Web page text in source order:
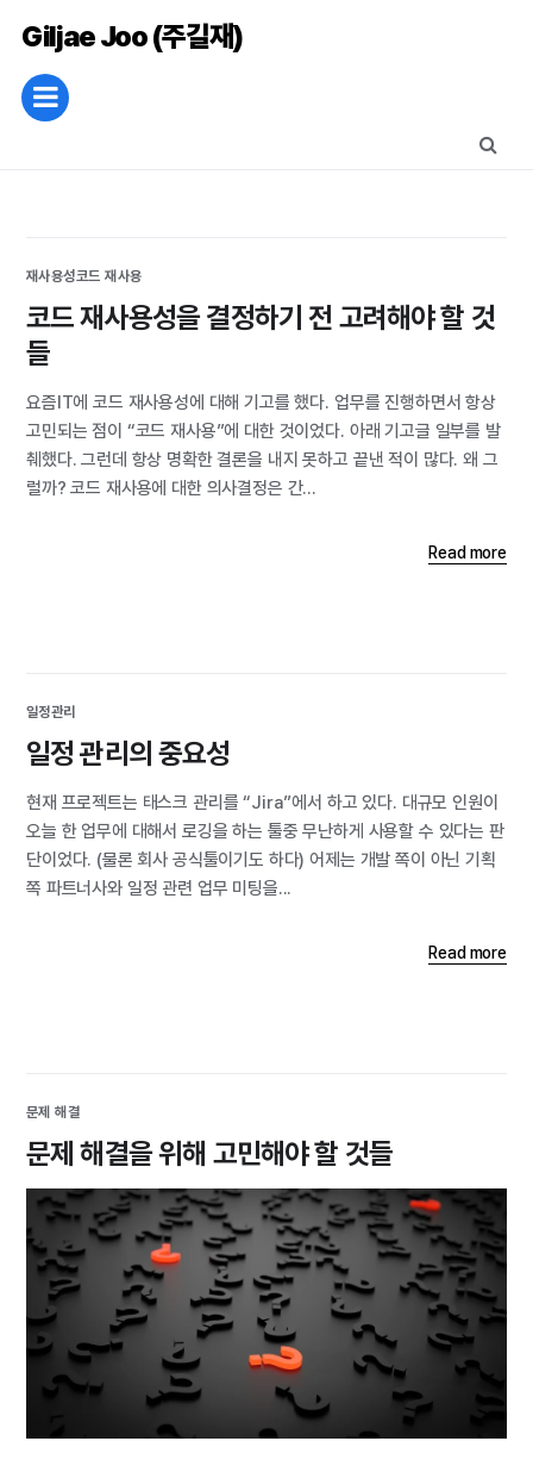
Giljae Joo (주길재)
재사용성코드 재사용
코드 재사용성을 결정하기 전 고려해야 할 것
들
요즘IT에 코드 재사용성에 대해 기고를 했다. 업무를 진행하면서 항상
고민되는 점이 “코드 재사용”에 대한 것이었다. 아래 기고글 일부를 발
췌했다. 그런데 항상 명확한 결론을 내지 못하고 끝낸 적이 많다. 왜 그
럴까? 코드 재사용에 대한 의사결정은 간...
Read more
일정관리
일정 관리의 중요성
현재 프로젝트는 태스크 관리를 “Jira”에서 하고 있다. 대규모 인원이
오늘 한 업무에 대해서 로깅을 하는 툴중 무난하게 사용할 수 있다는 판
단이었다. (물론 회사 공식툴이기도 하다) 어제는 개발 쪽이 아닌 기획
쪽 파트너사와 일정 관련 업무 미팅을...
Read more
문제 해결
문제 해결을 위해 고민해야 할 것들